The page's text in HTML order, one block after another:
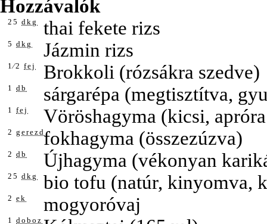
Hozzávalók
25dkg thai fekete rizs
5dkg Jázmin rizs
1⁄2fej Brokkoli (rózsákra szedve)
1db sárgarépa (megtisztítva,
1fej Vöröshagyma (kicsi,
2gerezdfokhagyma (összezúzva)
2db Újhagyma (vékonyan
25dkg bio tofu (natúr, kinyomva,
2ek mogyoróvaj
1doboz